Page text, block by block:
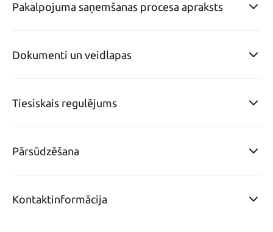
Pakalpojuma saņemšanas procesa apraksts
Dokumenti un veidlapas
Tiesiskais regulējums
Pārsūdzēšana
Kontaktinformācija